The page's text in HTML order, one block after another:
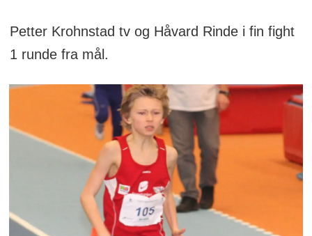
Petter Krohnstad tv og Håvard Rinde i fin fight
1 runde fra mål.